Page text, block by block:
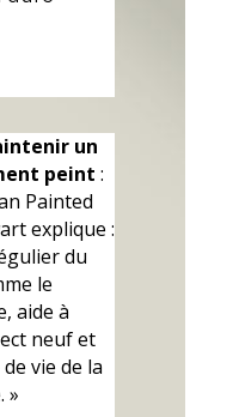
un
peint :
Painted
explique :
du
le
aide à
neuf et
vie de la
»